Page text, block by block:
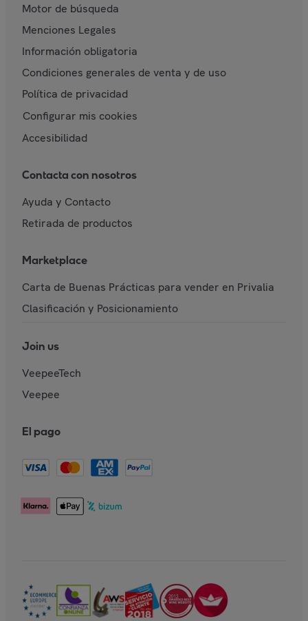
Motor de búsqueda
Menciones Legales
Información obligatoria
Condiciones generales de venta y de uso
Política de privacidad
Configurar mis cookies
Accesibilidad
Contacta con nosotros
Ayuda y Contacto
Retirada de productos
Marketplace
Carta de Buenas Prácticas para vender en Privalia
Clasificación y Posicionamiento
Join us
VeepeeTech
Veepee
El pago